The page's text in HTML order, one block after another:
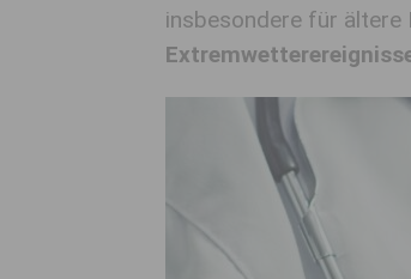
insbesondere für ältere